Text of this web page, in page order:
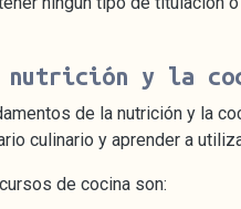
nutrición y la
de la nutrición y la
culinario y aprender a
de cocina son: